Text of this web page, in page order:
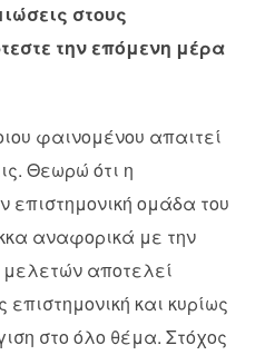
στους
την επόμενη μέρα
φαινομένου απαιτεί
Θεωρώ ότι η
επιστημονική ομάδα του
αναφορικά με την
αποτελεί
και κυρίως
στο όλο θέμα. Στόχος